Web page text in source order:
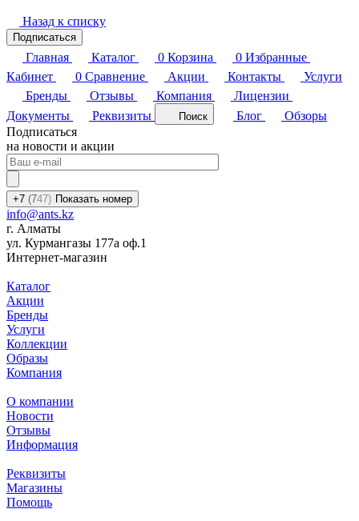
Назад к списку
Подписаться
Главная Каталог 0 Корзина 0 Избранные
Кабинет
0 Сравнение Акции Контакты
Услуги
Бренды
Отзывы Компания
Лицензии
Документы
Реквизиты Поиск Блог
Обзоры
Подписаться
на новости и акции
+7 (747) Показать номер
info@ants.kz
г. Алматы
ул. Курмангазы 177а оф.1
Интернет-магазин
Каталог
Акции
Бренды
Услуги
Коллекции
Образы
Компания
О компании
Новости
Отзывы
Информация
Реквизиты
Магазины
Помощь